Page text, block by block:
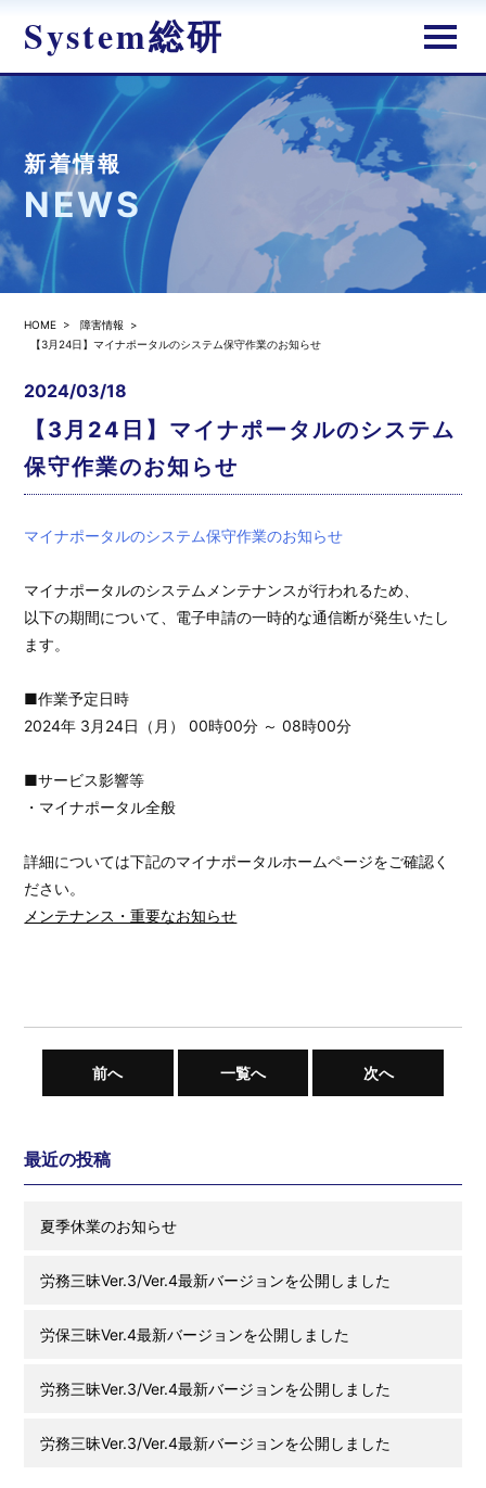
System総研
新着情報
NEWS
HOME > 障害情報
>
【3月24日】マイナポータルのシステム保守作業のお知らせ
2024/03/18
【3月24日】マイナポータルのシステム
保守作業のお知らせ
マイナポータルのシステム保守作業のお知らせ
マイナポータルのシステムメンテナンスが行われるため、
以下の期間について、電子申請の一時的な通信断が発生いたし
ます。
■作業予定日時
2024年 3月24日（月） 00時00分 ～ 08時00分
■サービス影響等
・マイナポータル全般
詳細については下記のマイナポータルホームページをご確認く
ださい。
メンテナンス・重要なお知らせ
前へ 一覧へ 次へ
最近の投稿
夏季休業のお知らせ
労務三昧Ver.3/Ver.4最新バージョンを公開しました
労保三昧Ver.4最新バージョンを公開しました
労務三昧Ver.3/Ver.4最新バージョンを公開しました
労務三昧Ver.3/Ver.4最新バージョンを公開しました